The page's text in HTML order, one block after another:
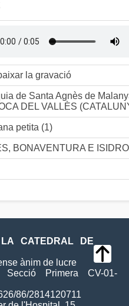
la gravació
de Santa Agnès de
DEL VALLÈS
petita (1)
BONAVENTURA E ISIDRO
CATEDRAL DE
ànim de lucre
Secció Primera CV-01-
86/2814120711